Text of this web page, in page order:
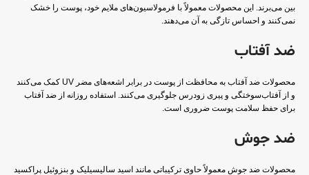
بین می‌برند. این محصولات معمولاً با فرمولاسیون‌های ملایم خود، پوست را خشک
نمی‌کنند و احساس تازگی به آن می‌دهند.
ضد آفتاب
محصولات ضد آفتاب به محافظت از پوست در برابر اشعه‌های مضر UV کمک می‌کنند
و از آفتاب‌سوختگی و پیری زودرس جلوگیری می‌کنند. استفاده روزانه از ضد آفتاب
برای حفظ سلامت پوست ضروری است.
ضد جوش
محصولات ضد جوش معمولاً حاوی ترکیباتی مانند اسید سالیسیلیک و بنزوئیل پراکسید